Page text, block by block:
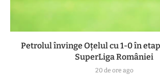
Petrolul învinge Oțelul cu 1-0 în
SuperLiga României
20 de ore ago